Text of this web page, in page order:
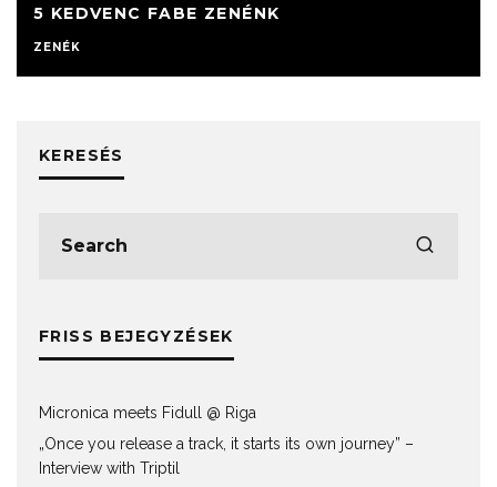
5 KEDVENC FABE ZENÉNK
ZENÉK
KERESÉS
FRISS BEJEGYZÉSEK
Micronica meets Fidull @ Riga
„Once you release a track, it starts its own journey” –
Interview with Triptil